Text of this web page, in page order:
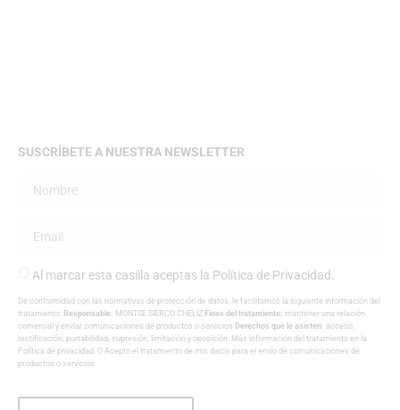
SUSCRÍBETE A NUESTRA NEWSLETTER
Al marcar esta casilla aceptas la Política de Privacidad.
De conformidad con las normativas de protección de datos, le facilitamos la siguiente información del
tratamiento: Responsable: MONTSE SIERCO CHELIZ Fines del tratamiento: mantener una relación
comercial y enviar comunicaciones de productos o servicios Derechos que le asisten: acceso,
rectificación, portabilidad, supresión, limitación y oposición. Más información del tratamiento en la
Política de privacidad . O Acepto el tratamiento de mis datos para el envío de comunicaciones de
productos o servicios.